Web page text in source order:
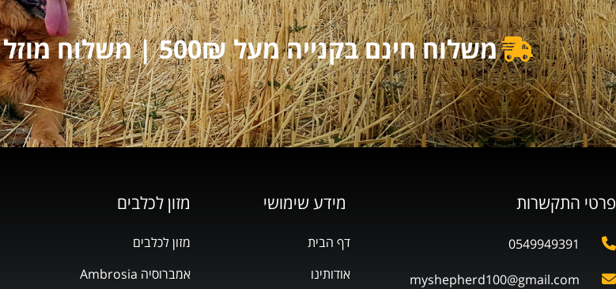
משלוח חינם בקנייה מעל 500₪ | משלוח מוזל בקנייה מעל 250₪
פרטי התקשרות
0549949391
myshepherd100@gmail.com
מידע שימושי
דף הבית
אודותינו
מזון לכלבים
מזון לכלבים
אמברוסיה Ambrosia